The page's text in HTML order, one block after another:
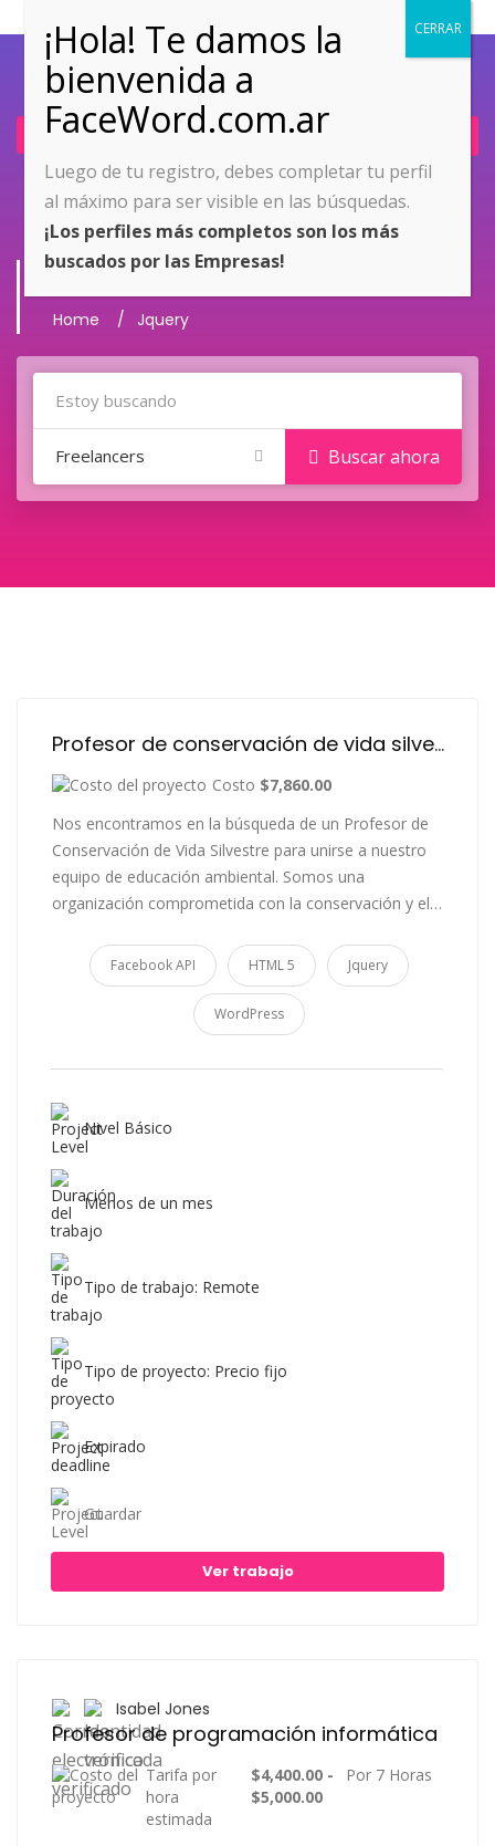
Ingresar
Jquery
Home Jquery
Freelancers Buscar ahora
Profesor de conservación de vida silvestre
Costo $7,860.00
Nos encontramos en la búsqueda de un Profesor de
Conservación de Vida Silvestre para unirse a nuestro
equipo de educación ambiental. Somos una
organización comprometida con la conservación y el…
Facebook API HTML 5 Jquery
WordPress
Nivel Básico
Menos de un mes
Tipo de trabajo: Remote
Tipo de proyecto: Precio fijo
Expirado
Guardar
Ver trabajo
Isabel Jones
Profesor de programación informática
Tarifa por
hora
estimada
$4,400.00 -
$5,000.00
Por 7 Horas
Luego de tu registro, debes completar tu perfil
al máximo para ser visible en las búsquedas.
¡Los perfiles más completos son los más
buscados por las Empresas!